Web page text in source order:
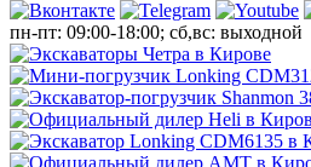
пн-пт: 09:00-18:00; сб,вс: выходной